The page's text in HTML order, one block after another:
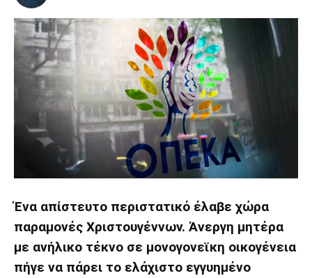
Ένα απίστευτο περιστατικό έλαβε χώρα
παραμονές Χριστουγέννων. Άνεργη μητέρα
με ανήλικο τέκνο σε μονογονεϊκη οικογένεια
πήγε να πάρει το ελάχιστο εγγυημένο